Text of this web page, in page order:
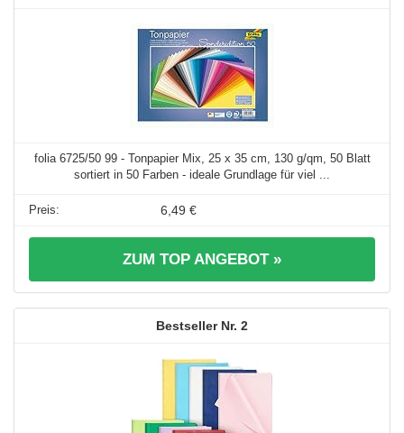
folia 6725/50 99 - Tonpapier Mix, 25 x 35 cm, 130 g/qm, 50 Blatt
sortiert in 50 Farben - ideale Grundlage für viel ...
6,49 €
ZUM TOP ANGEBOT »
2